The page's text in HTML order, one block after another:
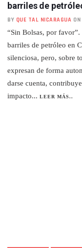
barriles de
BY QUE TAL NICARAGUA
“Sin Bolsas, por favor”.
barriles de petróleo en
silenciosa, pero, sobre
expresan de forma
darse cuenta,
impacto... LEER MÁS..